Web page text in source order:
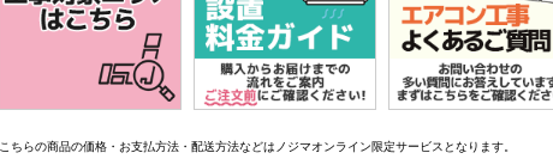
こちらの商品の価格・お支払方法・配送方法などはノジマオンライン限定サービスとなります。